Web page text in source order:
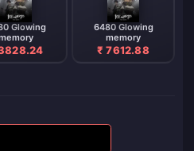
Glowing
6480 Glowing
memory
₹ 7612.88